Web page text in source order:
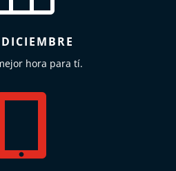
hora para tí.